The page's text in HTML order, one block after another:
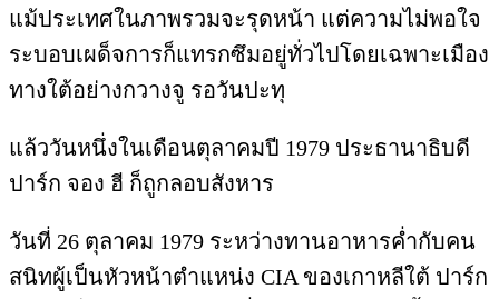
แม้ประเทศในภาพรวมจะรุดหน้า แต่ความไม่พอใจ
ระบอบเผด็จการก็แทรกซึมอยู่ทั่วไปโดยเฉพาะเมือง
ทางใต้อย่างกวางจู รอวันปะทุ
แล้ววันหนึ่งในเดือนตุลาคมปี 1979 ประธานาธิบดี
ปาร์ก จอง ฮี ก็ถูกลอบสังหาร
วันที่ 26 ตุลาคม 1979 ระหว่างทานอาหารค่ำกับคน
สนิทผู้เป็นหัวหน้าตำแหน่ง CIA ของเกาหลีใต้ ปาร์ก